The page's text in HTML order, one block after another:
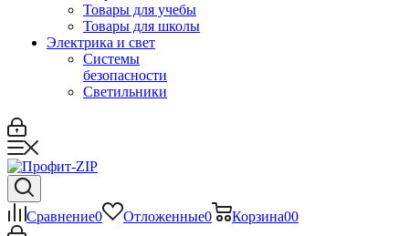
Товары для учебы
Товары для школы
Электрика и свет
Системы
безопасности
Светильники
Сравнение0 Отложенные0 Корзина00